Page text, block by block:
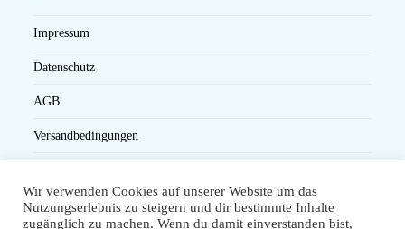
Impressum
Datenschutz
AGB
Versandbedingungen
Seminarteilnahme- und Storno-Bedingungen
Wir verwenden Cookies auf unserer Website um das
Nutzungserlebnis zu steigern und dir bestimmte Inhalte
zugänglich zu machen. Wenn du damit einverstanden bist,